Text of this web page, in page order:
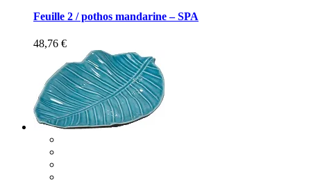
Feuille 2 / pothos mandarine – SPA
48,76 €